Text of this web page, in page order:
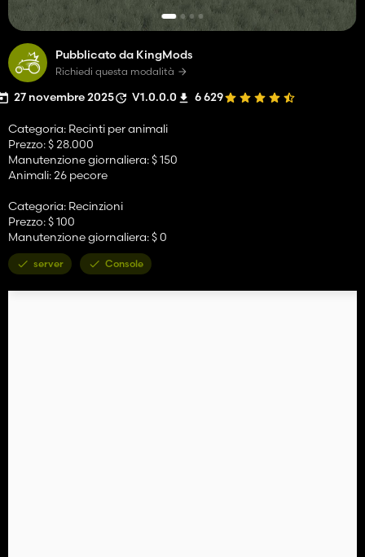
Pubblicato da KingMods
Richiedi questa modalità
27 novembre 2025 V1.0.0.0 6 629
Categoria: Recinti per animali
Prezzo: $ 28.000
Manutenzione giornaliera: $ 150
Animali: 26 pecore
Categoria: Recinzioni
Prezzo: $ 100
Manutenzione giornaliera: $ 0
server Console